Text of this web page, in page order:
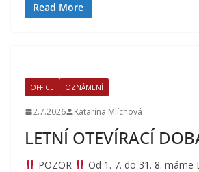
Read More
OFFICE OZNÁMENÍ
2.7.2026 Katarína Mlíchová
LETNÍ OTEVÍRACÍ
POZOR
Od 1. 7. do 31. 8. máme